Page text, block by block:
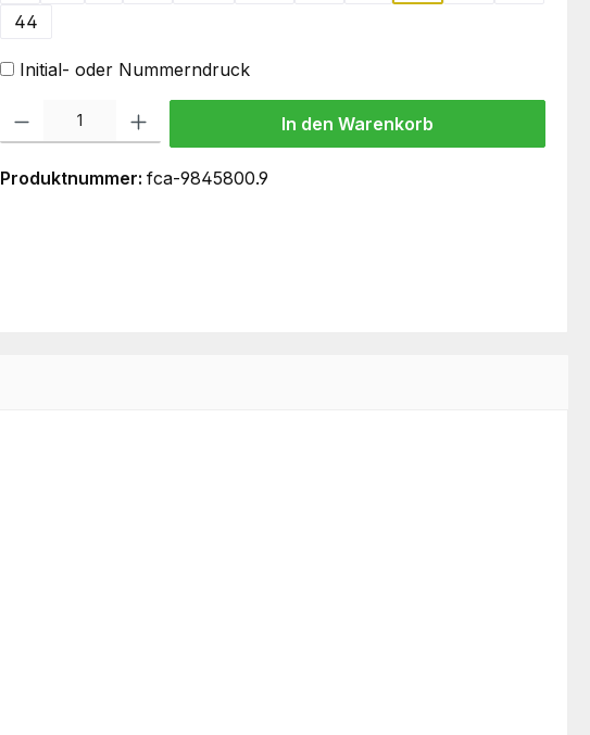
44
Initial- oder Nummerndruck
In den Warenkorb
Produktnummer: fca-9845800.9